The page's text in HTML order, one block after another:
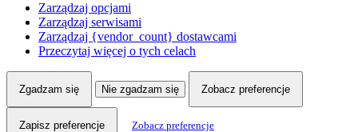
Zarządzaj opcjami
Zarządzaj serwisami
Zarządzaj {vendor_count} dostawcami
Przeczytaj więcej o tych celach
Zgadzam się Nie zgadzam się Zobacz preferencje
Zapisz preferencje Zobacz preferencje